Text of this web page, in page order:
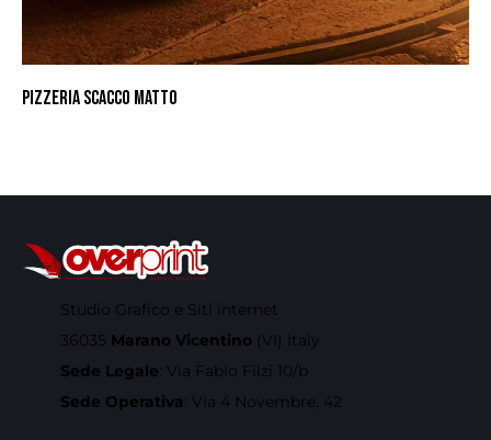
PIZZERIA SCACCO MATTO
Studio Grafico e Siti internet
36035 Marano Vicentino (VI) Italy
Sede Legale: Via Fabio Filzi 10/b
Sede Operativa: Via 4 Novembre, 42